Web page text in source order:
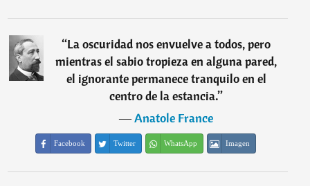
“La oscuridad nos envuelve a todos, pero
mientras el sabio tropieza en alguna pared,
el ignorante permanece tranquilo en el
centro de la estancia.”
―Anatole France
Facebook Twitter WhatsApp Imagen